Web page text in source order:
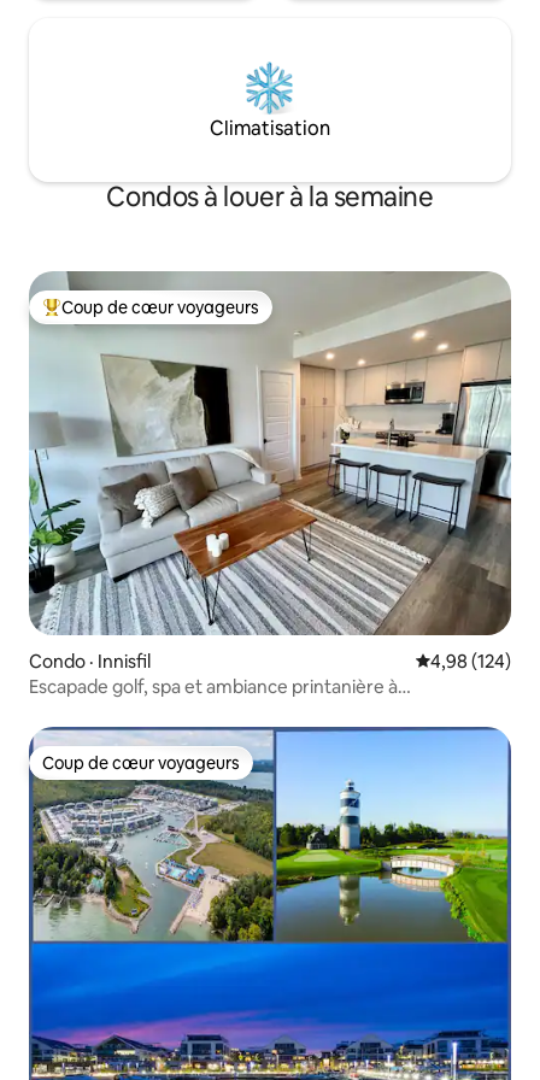
Climatisation
Condos à louer à la semaine
Coup de cœur voyageurs parmi les plus aimés
Coup de cœur voyageurs
Condo · Innisfil Note
4,98 (124)
Escapade golf, spa et ambiance printanière à
Coup de cœur voyageurs
Coup de cœur voyageurs